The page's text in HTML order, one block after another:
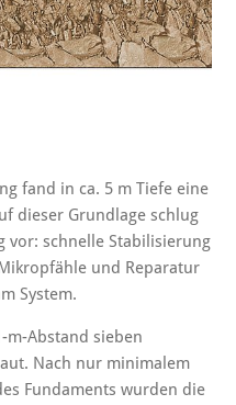
fand in ca. 5 m Tiefe eine
dieser Grundlage schlug
vor: schnelle Stabilisierung
und Reparatur
System.
m-Abstand sieben
Nach nur minimalem
Fundaments wurden die